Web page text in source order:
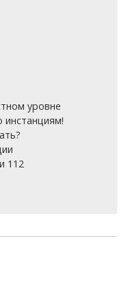
уровне
инстанциям!
112